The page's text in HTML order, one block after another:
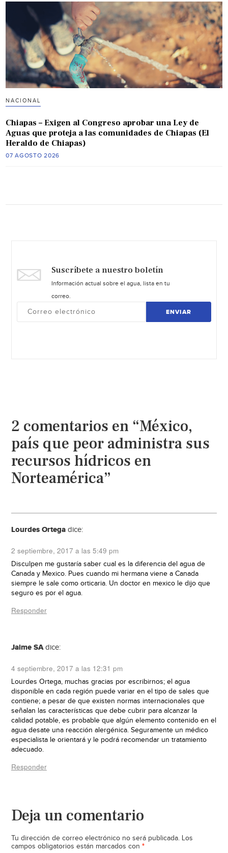
NACIONAL
Chiapas – Exigen al Congreso aprobar una Ley de
Aguas que proteja a las comunidades de Chiapas (El
Heraldo de Chiapas)
07 AGOSTO 2026
Suscríbete a nuestro boletín
Información actual sobre el agua, lista en tu
correo.
ENVIAR
2 comentarios en “México,
país que peor administra sus
recursos hídricos en
Norteamérica”
Lourdes Ortega dice:
2 septiembre, 2017 a las 5:49 pm
Disculpen me gustaría saber cual es la diferencia del agua de
Canada y Mexico. Pues cuando mi hermana viene a Canada
siempre le sale como orticaria. Un doctor en mexico le dijo que
seguro es por el agua.
Responder
Jaime SA dice:
4 septiembre, 2017 a las 12:31 pm
Lourdes Ortega, muchas gracias por escribirnos; el agua
disponible en cada región puede variar en el tipo de sales que
contiene; a pesar de que existen normas internacionales que
señalan las características que debe cubrir para alcanzar la
calidad potable, es probable que algún elemento contenido en el
agua desate una reacción alergénica. Seguramente un médico
especialista le orientará y le podrá recomendar un tratamiento
adecuado.
Responder
Deja un comentario
Tu dirección de correo electrónico no será publicada. Los
campos obligatorios están marcados con *